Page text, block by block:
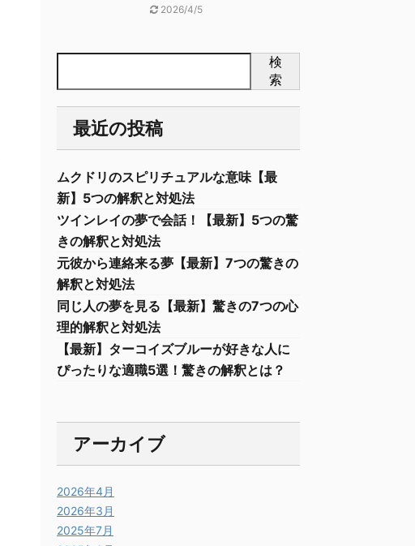
2026/4/5
検
索
最近の投稿
ムクドリのスピリチュアルな意味【最
新】5つの解釈と対処法
ツインレイの夢で会話！【最新】5つの驚
きの解釈と対処法
元彼から連絡来る夢【最新】7つの驚きの
解釈と対処法
同じ人の夢を見る【最新】驚きの7つの心
理的解釈と対処法
【最新】ターコイズブルーが好きな人に
ぴったりな適職5選！驚きの解釈とは？
アーカイブ
2026年4月
2026年3月
2025年7月